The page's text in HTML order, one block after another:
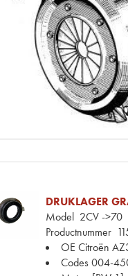
DRUKLAGER
Model 2CV ->70
Productnummer
OE Citroën
Codes004-